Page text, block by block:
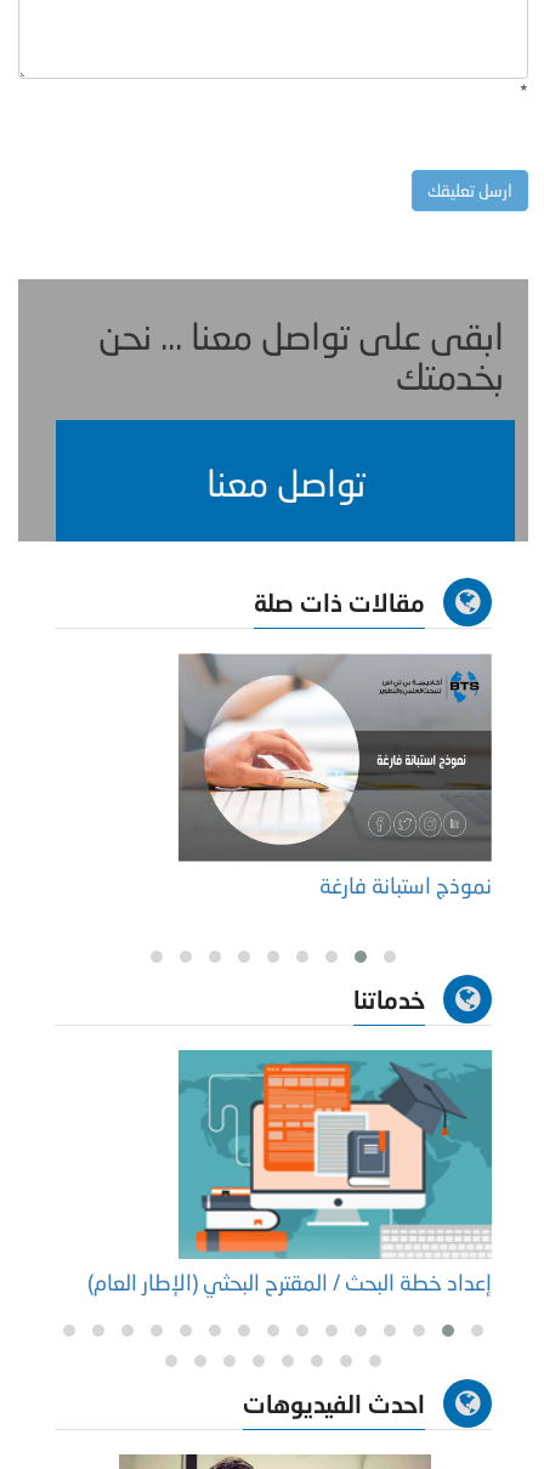
*
ابقى على تواصل معنا ... نحن
بخدمتك
تواصل معنا
مقالات ذات صلة
نموذج استبانة فارغة
خدماتنا
إعداد خطة البحث / المقترح البحثي (الإطار العام)
احدث الفيديوهات